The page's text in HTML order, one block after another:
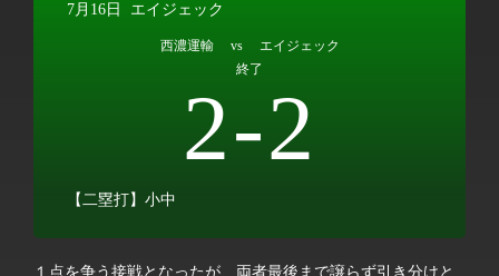
7月16日 エイジェック
西濃運輸 vs エイジェック
終了
2-2
【二塁打】小中
１点を争う接戦となったが、両者最後まで譲らず引き分けと